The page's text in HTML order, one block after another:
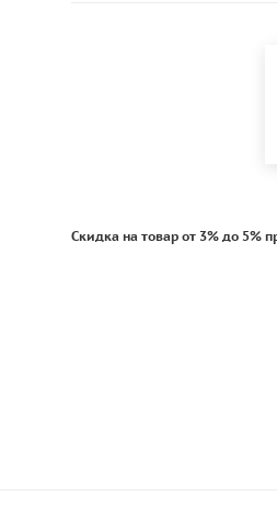
Скидка на товар от 3% до 5%